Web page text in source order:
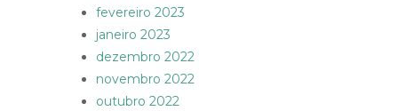
fevereiro 2023
janeiro 2023
dezembro 2022
novembro 2022
outubro 2022